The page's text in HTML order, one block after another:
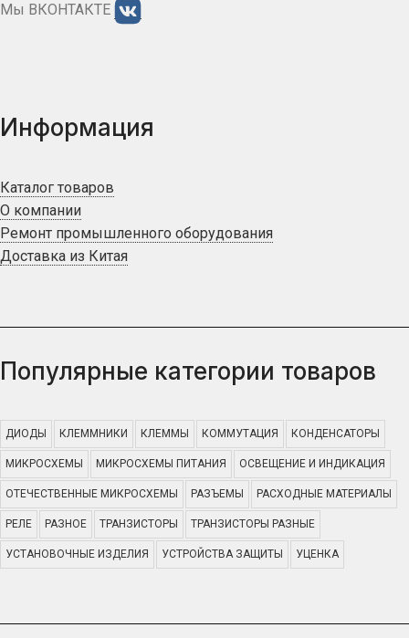
Мы ВКОНТАКТЕ
Информация
Каталог товаров
О компании
Ремонт промышленного оборудования
Доставка из Китая
Популярные категории товаров
ДИОДЫ КЛЕММНИКИ КЛЕММЫ КОММУТАЦИЯ КОНДЕНСАТОРЫ
МИКРОСХЕМЫ МИКРОСХЕМЫ ПИТАНИЯ ОСВЕЩЕНИЕ И ИНДИКАЦИЯ
ОТЕЧЕСТВЕННЫЕ МИКРОСХЕМЫ РАЗЪЕМЫ РАСХОДНЫЕ МАТЕРИАЛЫ
РЕЛЕ РАЗНОЕ ТРАНЗИСТОРЫ ТРАНЗИСТОРЫ РАЗНЫЕ
УСТАНОВОЧНЫЕ ИЗДЕЛИЯ УСТРОЙСТВА ЗАЩИТЫ УЦЕНКА